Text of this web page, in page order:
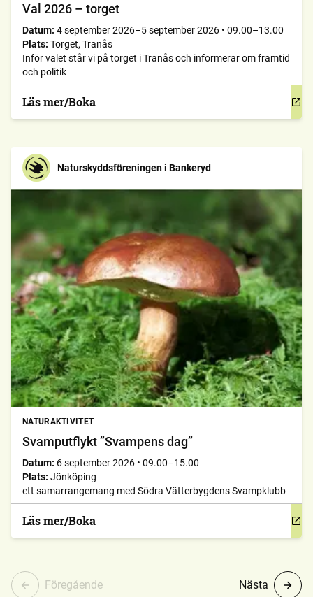
Val 2026 – torget
Datum: 4 september 2026–5 september 2026 • 09.00–13.00
Plats: Torget, Tranås
Inför valet står vi på torget i Tranås och informerar om framtid
och politik
Läs mer/Boka
Naturskyddsföreningen i Bankeryd
NATURAKTIVITET
Svamputflykt ”Svampens dag”
Datum: 6 september 2026 • 09.00–15.00
Plats: Jönköping
ett samarrangemang med Södra Vätterbygdens Svampklubb
Läs mer/Boka
Föregående Nästa